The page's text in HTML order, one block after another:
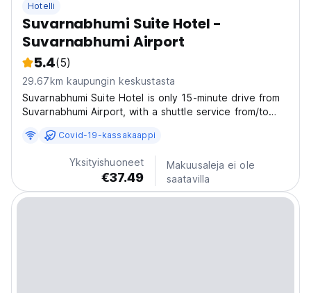
Hotelli
Suvarnabhumi Suite Hotel -
Suvarnabhumi Airport
5.4(5)
29.67km kaupungin keskustasta
Suvarnabhumi Suite Hotel is only 15-minute drive from
Suvarnabhumi Airport, with a shuttle service from/to
provides 24-hour front desk, room service, free Wi-Fi
in all areas, outdoor swimming pool, fitness...
Covid-19-kassakaappi
Yksityishuoneet
€37.49
Makuusaleja ei ole
saatavilla